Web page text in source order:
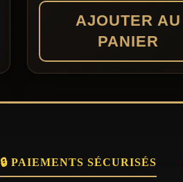
AJOUTER AU
PANIER
🔒 PAIEMENTS SÉCURISÉS